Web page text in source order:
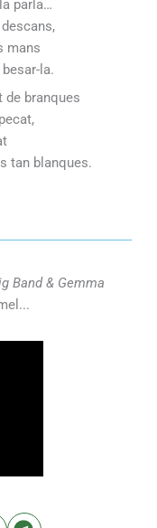
parla…
mans
la.
de branques
tan blanques.
Band & Gemma